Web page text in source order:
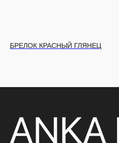
БРЕЛОК КРАСНЫЙ ГЛЯНЕЦ